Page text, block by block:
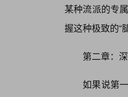
某种流派的专
握这种极致的“
第二章：
如果说第